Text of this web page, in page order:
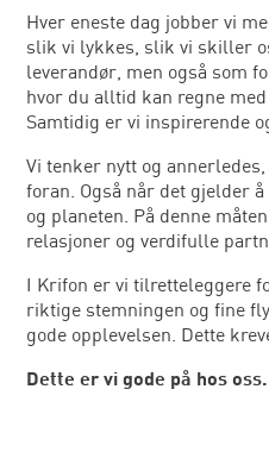
Hver eneste dag jobber vi
slik vi lykkes, slik vi skiller
leverandør, men også som
hvor du alltid kan regne
Samtidig er vi inspirerende
Vi tenker nytt og
foran. Også når det gjelder
og planeten. På denne
relasjoner og verdifulle
I Krifon er vi tilretteleggere
riktige stemningen og fine
gode opplevelsen. Dette
Dette er vi gode på hos